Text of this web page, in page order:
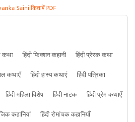
Saini किताबें PDF
कथा हिंदी फिक्शन कहानी
हिंदी प्रेरक कथा
कथाएँ हिंदी हास्य कथाएं
हिंदी पत्रिका
हिंदी महिला विशेष हिंदी नाटक
हिंदी प्रेम कथाएँ
कहानियां
हिंदी रोमांचक कहानियाँ